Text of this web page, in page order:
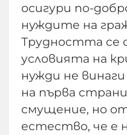
осигури по-
нуждите на
Трудността се
условията на
нужди не
на първа
смущение, но
естество, че е